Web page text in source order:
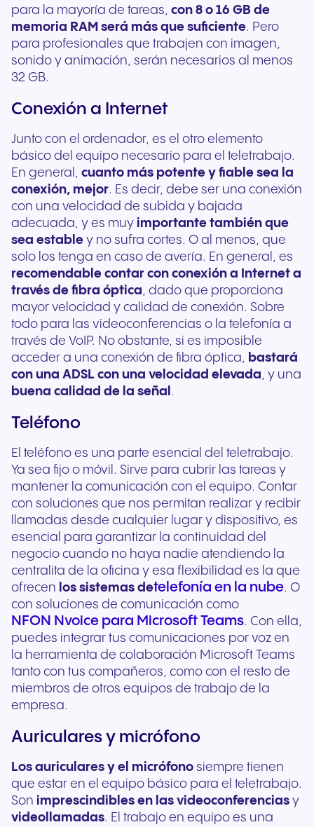
para la mayoría de tareas, con 8 o 16 GB de
memoria RAM será más que suficiente. Pero
para profesionales que trabajen con imagen,
sonido y animación, serán necesarios al menos
32 GB.
Conexión a Internet
Junto con el ordenador, es el otro elemento
básico del equipo necesario para el teletrabajo.
En general, cuanto más potente y fiable sea la
conexión, mejor. Es decir, debe ser una conexión
con una velocidad de subida y bajada
adecuada, y es muy importante también que
sea estable y no sufra cortes. O al menos, que
solo los tenga en caso de avería. En general, es
recomendable contar con conexión a Internet a
través de fibra óptica, dado que proporciona
mayor velocidad y calidad de conexión. Sobre
todo para las videoconferencias o la telefonía a
través de VoIP. No obstante, si es imposible
acceder a una conexión de fibra óptica, bastará
con una ADSL con una velocidad elevada, y una
buena calidad de la señal .
Teléfono
El teléfono es una parte esencial del teletrabajo.
Ya sea fijo o móvil. Sirve para cubrir las tareas y
mantener la comunicación con el equipo. Contar
con soluciones que nos permitan realizar y recibir
llamadas desde cualquier lugar y dispositivo, es
esencial para garantizar la continuidad del
negocio cuando no haya nadie atendiendo la
centralita de la oficina y esa flexibilidad es la que
ofrecen los sistemas detelefonía en la nube. O
con soluciones de comunicación como
NFON Nvoice para Microsoft Teams. Con ella,
puedes integrar tus comunicaciones por voz en
la herramienta de colaboración Microsoft Teams
tanto con tus compañeros, como con el resto de
miembros de otros equipos de trabajo de la
empresa.
Auriculares y micrófono
Los auriculares y el micrófono siempre tienen
que estar en el equipo básico para el teletrabajo.
Son imprescindibles en las videoconferencias y
videollamadas. El trabajo en equipo es una